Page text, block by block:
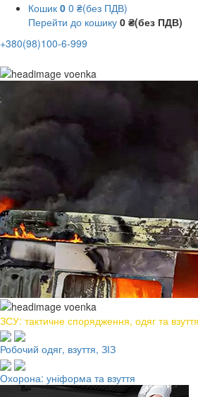
Кошик 0 0 ₴(без ПДВ)
Перейти до кошику 0 ₴(без ПДВ)
+380(98)100-6-999
ЗСУ: тактичне спорядження, одяг та взуття
Робочий одяг, взуття, ЗІЗ
Охорона: уніформа та взуття